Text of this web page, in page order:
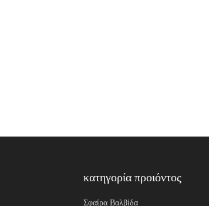
κατηγορία προιόντος
Σφαίρα Βαλβίδα